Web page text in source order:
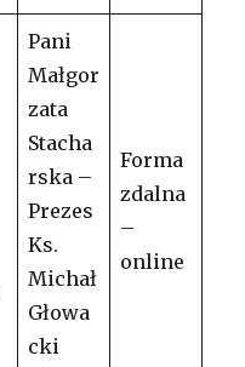
Pani
Małgor
zata
Stacha
rska –
Prezes
Ks.
Michał
Głowa
cki
Forma
zdalna
–
online